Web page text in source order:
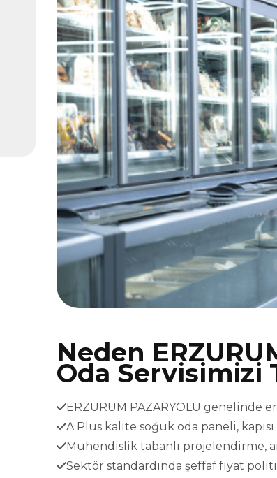
Neden
Oda Servisimizi
ERZURUM PAZARYOLU genelinde
A Plus kalite soğuk oda paneli,
Mühendislik tabanlı projelendirme,
Sektör standardında şeffaf fiyat